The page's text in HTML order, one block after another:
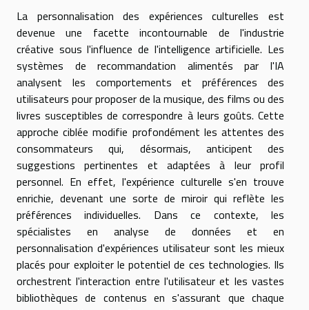
La personnalisation des expériences culturelles est
devenue une facette incontournable de l'industrie
créative sous l'influence de l'intelligence artificielle. Les
systèmes de recommandation alimentés par l'IA
analysent les comportements et préférences des
utilisateurs pour proposer de la musique, des films ou des
livres susceptibles de correspondre à leurs goûts. Cette
approche ciblée modifie profondément les attentes des
consommateurs qui, désormais, anticipent des
suggestions pertinentes et adaptées à leur profil
personnel. En effet, l'expérience culturelle s'en trouve
enrichie, devenant une sorte de miroir qui reflète les
préférences individuelles. Dans ce contexte, les
spécialistes en analyse de données et en
personnalisation d'expériences utilisateur sont les mieux
placés pour exploiter le potentiel de ces technologies. Ils
orchestrent l'interaction entre l'utilisateur et les vastes
bibliothèques de contenus en s'assurant que chaque